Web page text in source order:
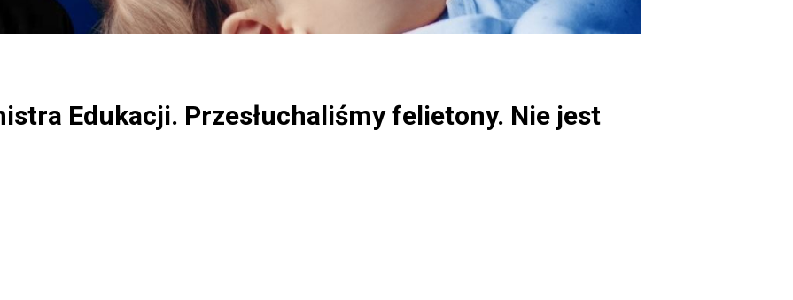
Edukacji. Przesłuchaliśmy felietony. Nie jest